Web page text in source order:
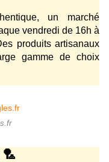
un marché
vendredi de 16h à
produits artisanaux
gamme de choix